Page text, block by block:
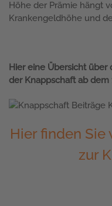
Höhe der Prämie hängt
Krankengeldhöhe und
Hier eine Übersicht
der Knappschaft ab dem
Hier finden
zur